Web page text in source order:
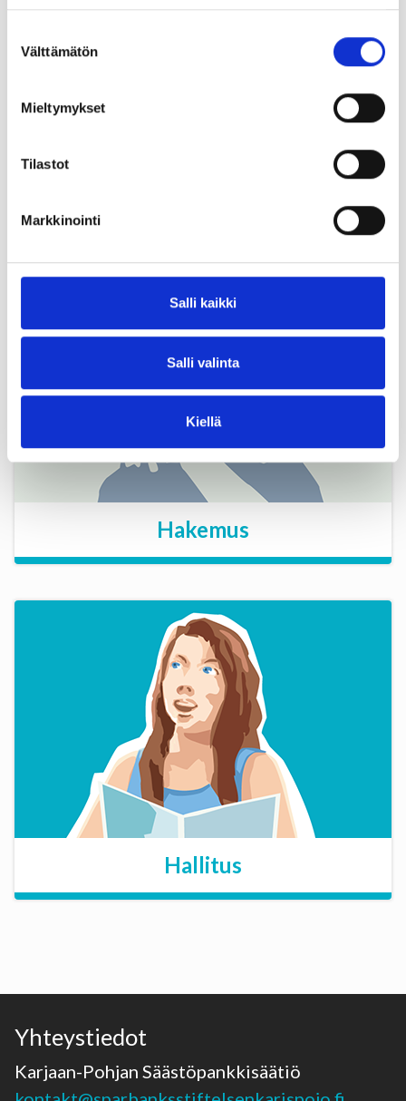
valinta
Välttämätön
Mieltymykset
Tilastot
Markkinointi
Salli kaikki
Salli valinta
Kiellä
Hakemus
Hallitus
Yhteystiedot
Karjaan-Pohjan Säästöpankkisäätiö